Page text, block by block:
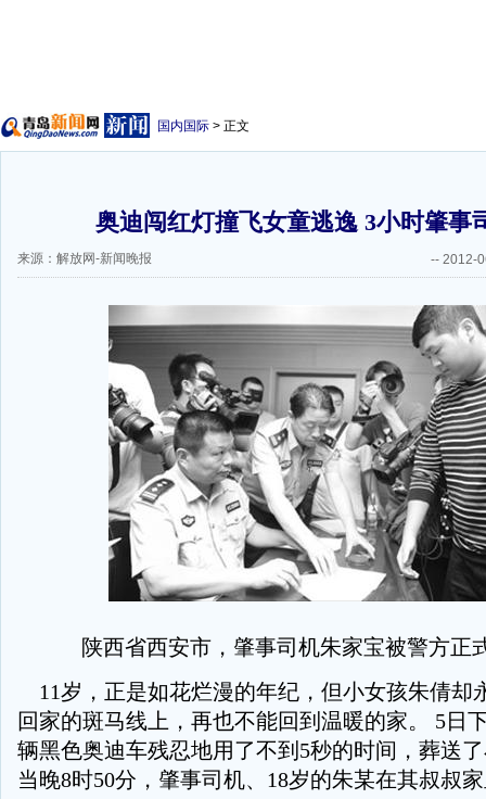
国内国际 > 正文
奥迪闯红灯撞飞女童逃逸 3小时肇事
来源：解放网-新闻晚报 -- 2012-
陕西省西安市，肇事司机朱家宝被警方正
11岁，正是如花烂漫的年纪，但小女孩朱倩却
回家的斑马线上，再也不能回到温暖的家。 5日
辆黑色奥迪车残忍地用了不到5秒的时间，葬送
当晚8时50分，肇事司机、18岁的朱某在其叔叔